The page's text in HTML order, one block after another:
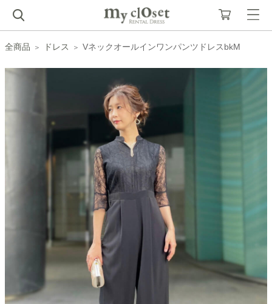
全商品 ドレス VネックオールインワンパンツドレスbkM